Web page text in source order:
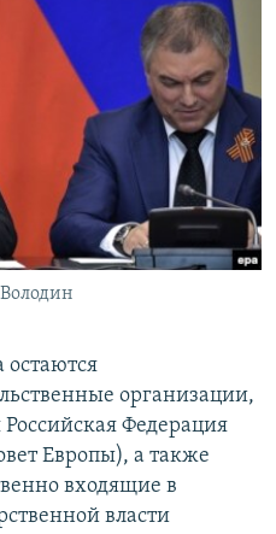
остаются
организации,
Федерация
Европы), а также
входящие в
власти